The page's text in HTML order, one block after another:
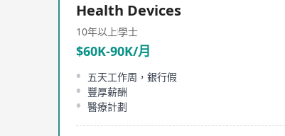
Health Devices
10年以上學士
$60K-90K/月
五天工作周，銀行假
豐厚薪酬
醫療計劃